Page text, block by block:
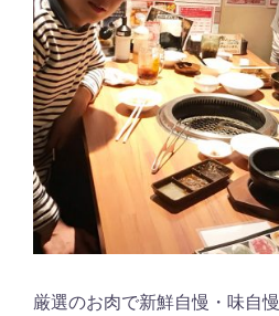
厳選のお肉で新鮮自慢・味自慢